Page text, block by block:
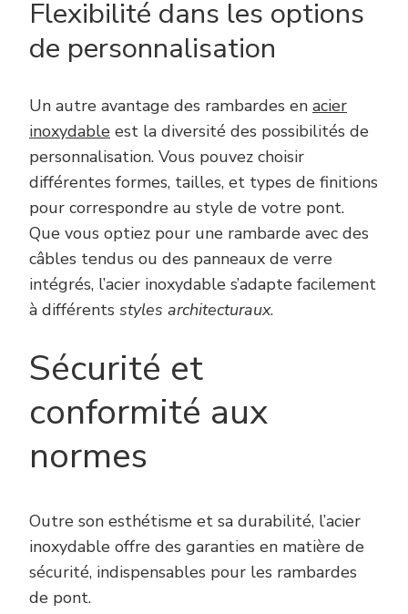
Flexibilité dans les options
de personnalisation
Un autre avantage des rambardes en acier
inoxydable est la diversité des possibilités de
personnalisation. Vous pouvez choisir
différentes formes, tailles, et types de finitions
pour correspondre au style de votre pont.
Que vous optiez pour une rambarde avec des
câbles tendus ou des panneaux de verre
intégrés, l’acier inoxydable s’adapte facilement
à différents styles architecturaux.
Sécurité et
conformité aux
normes
Outre son esthétisme et sa durabilité, l’acier
inoxydable offre des garanties en matière de
sécurité, indispensables pour les rambardes
de pont.